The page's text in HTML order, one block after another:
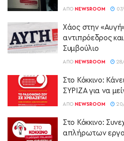
ΑΠΌ NEWSROOM
Χάος στην
αντιπρόεδρος
Συμβούλιο
ΑΠΌ NEWSROOM
Στο Κόκκινο:
ΣΥΡΙΖΑ για να
ΑΠΌ NEWSROOM
Στο Κόκκινο:
απλήρωτων